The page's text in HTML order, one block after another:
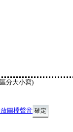
分大小寫)
圖檔聲音